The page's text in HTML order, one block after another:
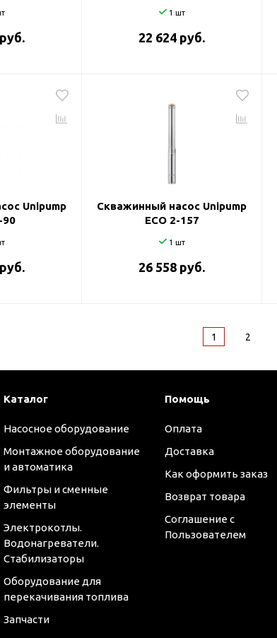
1 шт
22 624 руб.
Unipump
90
Скважинный насос Unipump
ECO 2-157
1 шт
26 558 руб.
1 2
Каталог
Насосное оборудование
Монтажное оборудование
и автоматика
Фильтры и сменные
элементы
Электрокотлы.
Водонагреватели.
Стабилизаторы
Оборудование для
перекачивания топлива
Запчасти
Помощь
Оплата
Доставка
Как оформить заказ
Возврат товара
Соглашение с
Пользователем